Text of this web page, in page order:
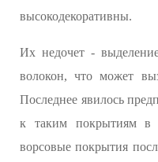
высокодекоративны.
Их недочет -
волокон, что может
Последнее явилось
к таким покрытиям в
ворсовые покрытия